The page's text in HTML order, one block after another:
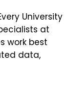
University
at
work best
data,